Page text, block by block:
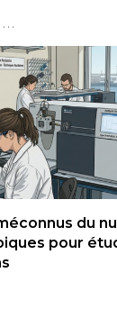
du
pour